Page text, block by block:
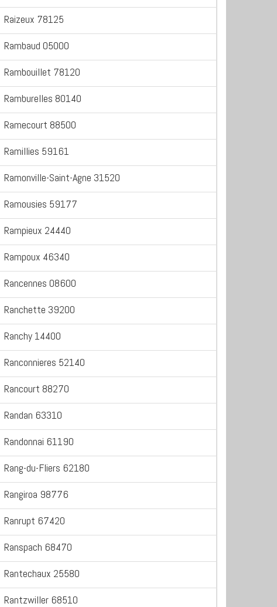
Raizeux 78125
Rambaud 05000
Rambouillet 78120
Ramburelles 80140
Ramecourt 88500
Ramillies 59161
Ramonville-Saint-Agne 31520
Ramousies 59177
Rampieux 24440
Rampoux 46340
Rancennes 08600
Ranchette 39200
Ranchy 14400
Ranconnieres 52140
Rancourt 88270
Randan 63310
Randonnai 61190
Rang-du-Fliers 62180
Rangiroa 98776
Ranrupt 67420
Ranspach 68470
Rantechaux 25580
Rantzwiller 68510